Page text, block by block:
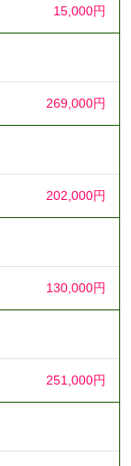
15,000円
269,000円
202,000円
130,000円
251,000円